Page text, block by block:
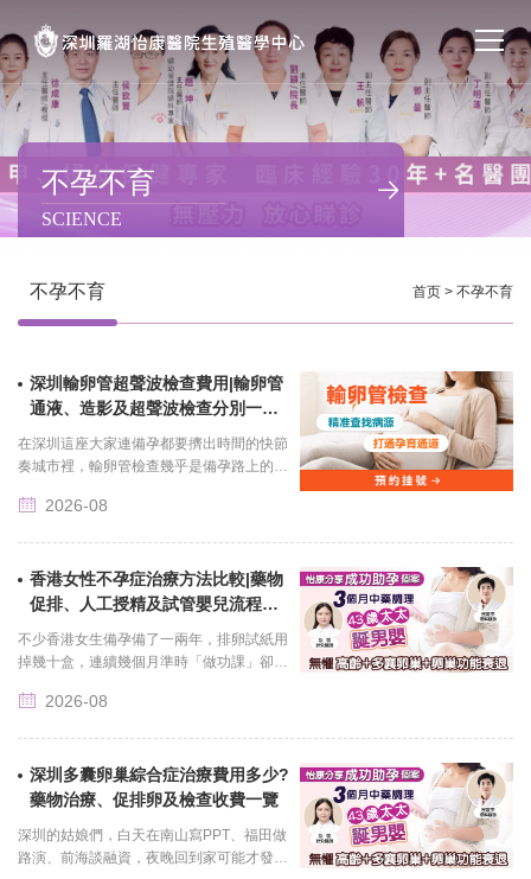
首页
私密處整形
不孕不育
特色门诊
計劃生育
聯繫我們
不孕不育
SCIENCE
不孕不育 首页 > 不孕不育
深圳輸卵管超聲波檢查費用|輸卵管
通液、造影及超聲波檢查分別一次
看懂
在深圳這座大家連備孕都要擠出時間的快節
奏城市裡，輸卵管檢查幾乎是備孕路上的
動靜，先後查了排卵、查了精子都沒問題，
2026-08
香港女性不孕症治療方法比較|藥物
促排、人工授精及試管嬰兒流程介
紹
不少香港女生備孕備了一兩年，排卵試紙用
掉幾十盒，連續幾個月準時「做功課」卻始
的路，結果一查資料直接看懵：有人說吃促
2026-08
深圳多囊卵巢綜合症治療費用多少?
藥物治療、促排卵及檢查收費一覽
深圳的姑娘們，白天在南山寫PPT、福田做
路演、前海談融資，夜晚回到家可能才發現